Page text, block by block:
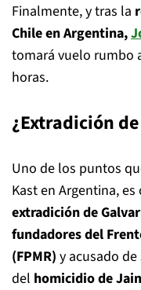
Finalmente, y tras la
Chile en Argentina,
tomará vuelo rumbo
horas.
¿Extradición
Uno de los puntos
Kast en Argentina,
extradición de
fundadores del
(FPMR) y acusado
del homicidio de